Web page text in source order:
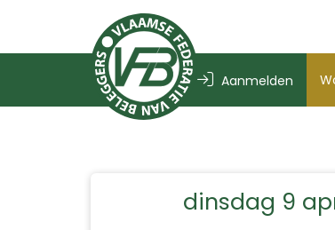
Aanmelden
dinsdag 9